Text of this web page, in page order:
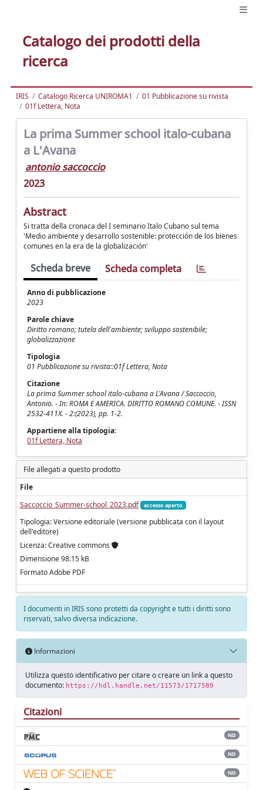
Catalogo dei prodotti della
ricerca
IRIS Catalogo Ricerca UNIROMA1
01 Pubblicazione su rivista
01f Lettera, Nota
La prima Summer school italo-cubana
a L'Avana
antonio saccoccio
2023
Abstract
Si tratta della cronaca del I seminario Italo Cubano sul tema
'Medio ambiente y desarrollo sostenible: protección de los bienes
comunes en la era de la globalización'
Scheda breve Scheda completa
Anno di pubblicazione
2023
Parole chiave
Diritto romano; tutela dell'ambiente; sviluppo sostenibile;
globalizzazione
Tipologia
01 Pubblicazione su rivista::01f Lettera, Nota
Citazione
La prima Summer school italo-cubana a L'Avana / Saccoccio,
Antonio. - In: ROMA E AMERICA. DIRITTO ROMANO COMUNE. - ISSN
2532-411X. - 2:(2023), pp. 1-2.
Appartiene alla tipologia:
01f Lettera, Nota
File allegati a questo prodotto
File
Saccoccio_Summer-school_2023.pdf
accesso aperto
Tipologia: Versione editoriale (versione pubblicata con il layout
dell'editore)
Licenza: Creative commons
Dimensione 98.15 kB
Formato Adobe PDF
I documenti in IRIS sono protetti da copyright e tutti i diritti sono
riservati, salvo diversa indicazione.
Informazioni
Utilizza questo identificativo per citare o creare un link a questo
documento: https://hdl.handle.net/11573/1717589
Citazioni
ND
ND
ND